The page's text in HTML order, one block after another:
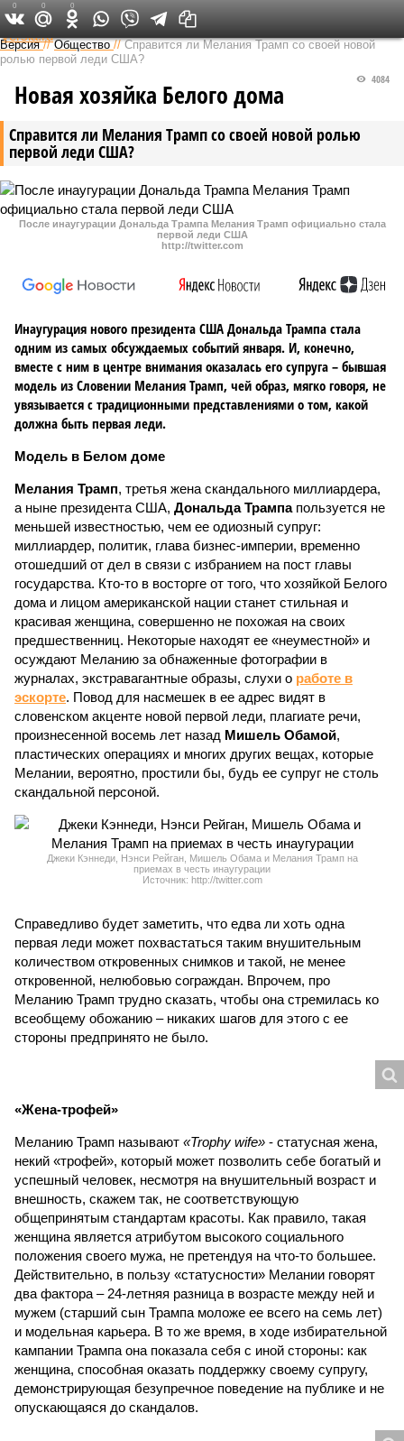
Федеральный выпуск
Версия //Общество //Справится ли Мелания Трамп со своей новой
ролью первой леди США?
Справится ли Мелания Трамп со своей новой ролью
первой леди США?
4084
Новая хозяйка Белого дома
После инаугурации Дональда Трампа Мелания Трамп официально стала
первой леди США
http://twitter.com
Инаугурация нового президента США Дональда Трампа стала
одним из самых обсуждаемых событий января. И, конечно,
вместе с ним в центре внимания оказалась его супруга – бывшая
модель из Словении Мелания Трамп, чей образ, мягко говоря, не
увязывается с традиционными представлениями о том, какой
должна быть первая леди.
Модель в Белом доме
Мелания Трамп, третья жена скандального миллиардера,
а ныне президента США, Дональда Трампапользуется не
меньшей известностью, чем ее одиозный супруг:
миллиардер, политик, глава бизнес-империи, временно
отошедший от дел в связи с избранием на пост главы
государства. Кто-то в восторге от того, что хозяйкой Белого
дома и лицом американской нации станет стильная и
красивая женщина, совершенно не похожая на своих
предшественниц. Некоторые находят ее «неуместной» и
осуждают Меланию за обнаженные фотографии в
журналах, экстравагантные образы, слухи о работе в
эскорте. Повод для насмешек в ее адрес видят в
словенском акценте новой первой леди, плагиате речи,
произнесенной восемь лет назад Мишель Обамой,
пластических операциях и многих других вещах, которые
Мелании, вероятно, простили бы, будь ее супруг не столь
скандальной персоной.
Джеки Кэннеди, Нэнси Рейган, Мишель Обама и Мелания Трамп на
приемах в честь инаугурации
Источник: http://twitter.com
Справедливо будет заметить, что едва ли хоть одна
первая леди может похвастаться таким внушительным
количеством откровенных снимков и такой, не менее
откровенной, нелюбовью сограждан. Впрочем, про
Меланию Трамп трудно сказать, чтобы она стремилась ко
всеобщему обожанию – никаких шагов для этого с ее
стороны предпринято не было.
«Жена-трофей»
Меланию Трамп называют «Trophy wife» - статусная жена,
некий «трофей», который может позволить себе богатый и
успешный человек, несмотря на внушительный возраст и
внешность, скажем так, не соответствующую
общепринятым стандартам красоты. Как правило, такая
женщина является атрибутом высокого социального
положения своего мужа, не претендуя на что-то большее.
Действительно, в пользу «статусности» Мелании говорят
два фактора – 24-летняя разница в возрасте между ней и
мужем (старший сын Трампа моложе ее всего на семь лет)
и модельная карьера. В то же время, в ходе избирательной
кампании Трампа она показала себя с иной стороны: как
женщина, способная оказать поддержку своему супругу,
демонстрирующая безупречное поведение на публике и не
опускающаяся до скандалов.
0 0 0